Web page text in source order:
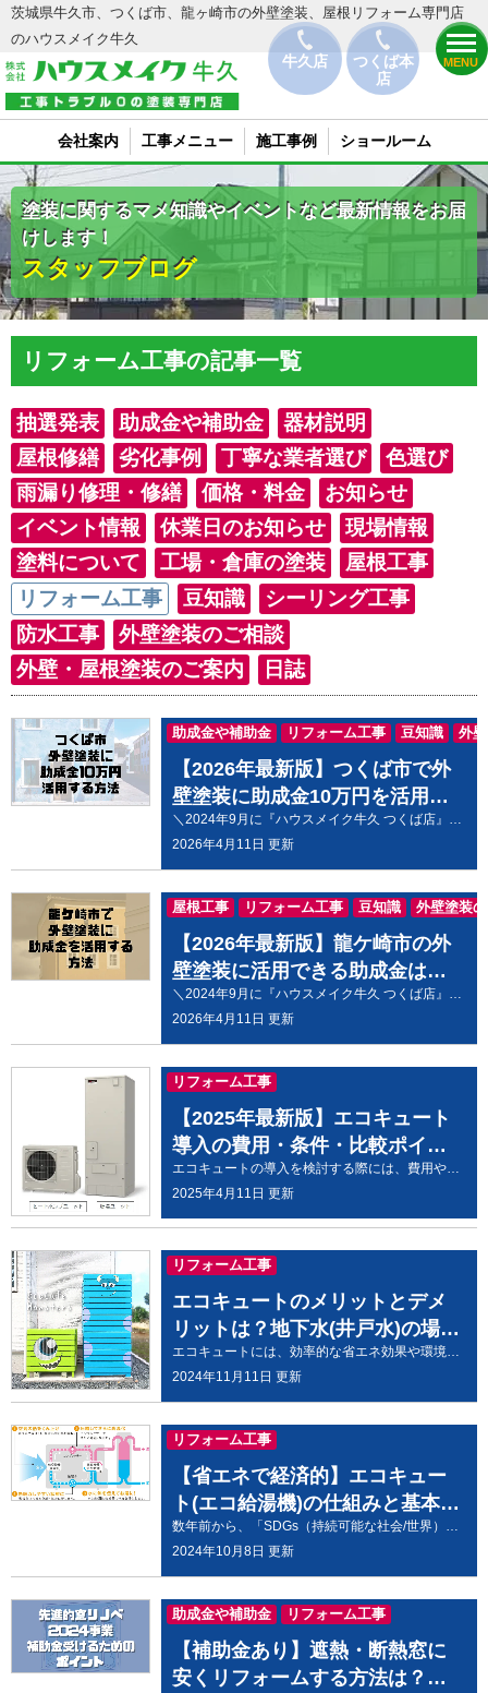
牛久店
つくば本
店
MENU
茨城県牛久市、つくば市、龍ヶ崎市の外壁塗装、屋根リフォーム専門店
のハウスメイク牛久
会社案内 工事メニュー 施工事例 ショールーム
塗装に関するマメ知識やイベントなど最新情報をお届
けします！
スタッフブログ
リフォーム工事の記事一覧
抽選発表 助成金や補助金
器材説明
屋根修繕
劣化事例 丁寧な業者選び
色選び
雨漏り修理・修繕
価格・料金
お知らせ
イベント情報
休業日のお知らせ
現場情報
塗料について
工場・倉庫の塗装
屋根工事
リフォーム工事
豆知識
シーリング工事
防水工事
外壁塗装のご相談
外壁・屋根塗装のご案内
日誌
【2026年最新版】つくば市で外
壁塗装に助成金10万円を活用す
る方法
2026年4月11日 更新
助成金や補助金 リフォーム工事 豆知識
外
外壁・屋根塗装のご案内
【2026年最新版】龍ケ崎市の外
壁塗装に活用できる助成金はあ
る？
2026年4月11日 更新
屋根工事 リフォーム工事 豆知識
外壁塗装
外壁・屋根塗装のご案内
【2025年最新版】エコキュート
導入の費用・条件・比較ポイン
トまとめ
2025年4月11日 更新
リフォーム工事
エコキュートのメリットとデメ
リットは？地下水(井戸水)の場合
の注意点も解説
2024年11月11日 更新
リフォーム工事
【省エネで経済的】エコキュー
ト(エコ給湯機)の仕組みと基本を
解説
2024年10月8日 更新
リフォーム工事
【補助金あり】遮熱・断熱窓に
安くリフォームする方法は？先
助成金や補助金 リフォーム工事